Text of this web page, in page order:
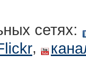
сетях:
,